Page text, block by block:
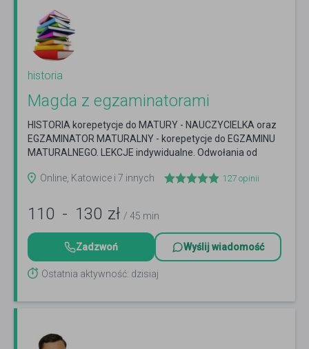
historia
Magda z egzaminatorami
HISTORIA korepetycje do MATURY - NAUCZYCIELKA oraz
EGZAMINATOR MATURALNY - korepetycje do EGZAMINU
MATURALNEGO. LEKCJE indywidualne. Odwołania od
Online, Katowice i 7 innych
127 opinii
110 - 130 zł / 45 min
Zadzwoń Wyślij wiadomość
Ostatnia aktywność: dzisiaj